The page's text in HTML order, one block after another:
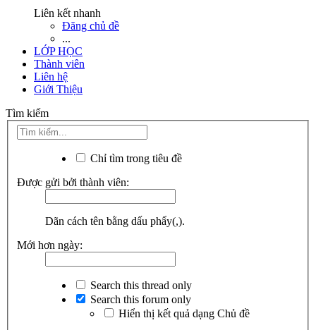
Liên kết nhanh
Đăng chủ đề
...
LỚP HỌC
Thành viên
Liên hệ
Giới Thiệu
Tìm kiếm
Chỉ tìm trong tiêu đề
Được gửi bởi thành viên:
Dãn cách tên bằng dấu phẩy(,).
Mới hơn ngày:
Search this thread only
Search this forum only
Hiển thị kết quả dạng Chủ đề